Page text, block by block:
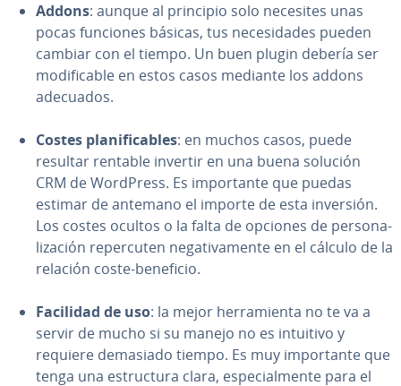
Addons: aunque al principio solo necesites unas
pocas funciones básicas, tus ne­ce­si­da­des pueden
cambiar con el tiempo. Un buen plugin debería ser
mo­di­fi­ca­ble en estos casos mediante los addons
adecuados.
Costes pla­ni­fi­ca­bles: en muchos casos, puede
resultar rentable invertir en una buena solución
CRM de WordPress. Es im­po­r­ta­n­te que puedas
estimar de antemano el importe de esta inversión.
Los costes ocultos o la falta de opciones de pe­r­so­na­
li­za­ción re­pe­r­cu­ten ne­ga­ti­va­me­n­te en el cálculo de la
relación coste-beneficio.
Facilidad de uso: la mejor he­rra­mie­n­ta no te va a
servir de mucho si su manejo no es intuitivo y
requiere demasiado tiempo. Es muy im­po­r­ta­n­te que
tenga una es­tru­c­tu­ra clara, es­pe­cia­l­me­n­te para el